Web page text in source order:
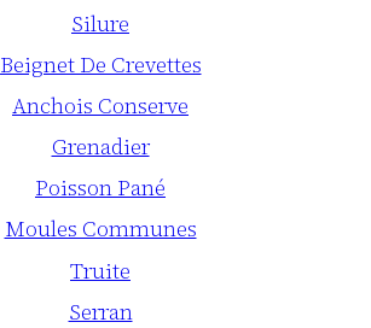
Silure
Beignet De Crevettes
Anchois Conserve
Grenadier
Poisson Pané
Moules Communes
Truite
Serran